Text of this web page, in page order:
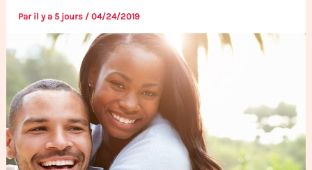
Par il y a 5 jours /04/24/2019